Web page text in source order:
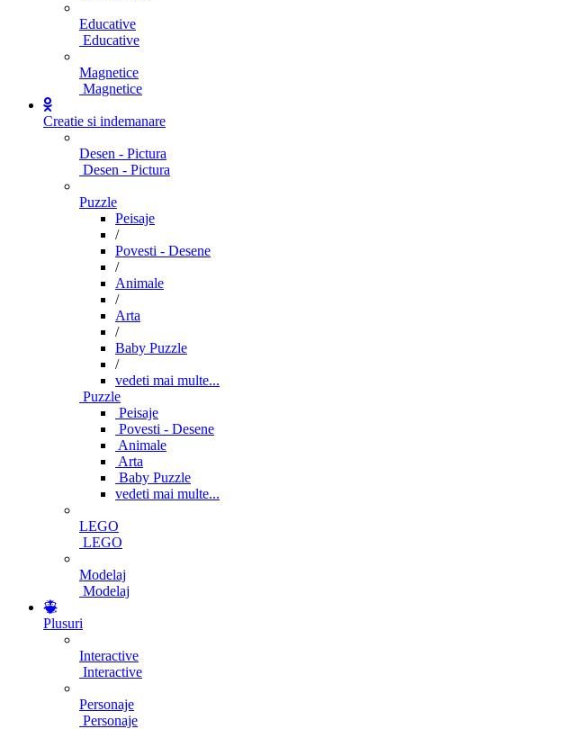
Educative
Educative
Magnetice
Magnetice
Creatie si indemanare
Desen - Pictura
Desen - Pictura
Puzzle
Peisaje
/
Povesti - Desene
/
Animale
/
Arta
/
Baby Puzzle
/
vedeti mai multe...
Puzzle
Peisaje
Povesti - Desene
Animale
Arta
Baby Puzzle
vedeti mai multe...
LEGO
LEGO
Modelaj
Modelaj
Plusuri
Interactive
Interactive
Personaje
Personaje